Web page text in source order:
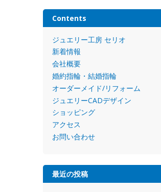
Contents
ジュエリー工房 セリオ
新着情報
会社概要
婚約指輪・結婚指輪
オーダーメイド/リフォーム
ジュエリーCADデザイン
ショッピング
アクセス
お問い合わせ
最近の投稿